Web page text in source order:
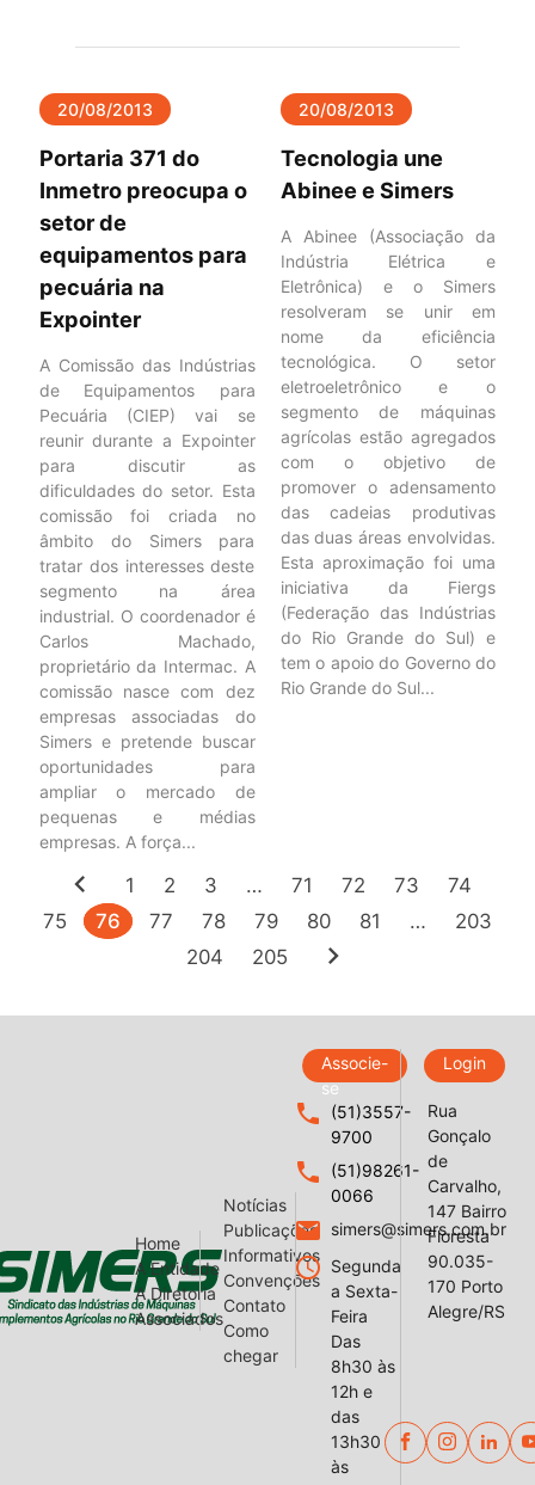
20/08/2013
Portaria 371 do
Inmetro preocupa o
setor de
equipamentos para
pecuária na
Expointer
A Comissão das Indústrias
de Equipamentos para
Pecuária (CIEP) vai se
reunir durante a Expointer
para discutir as
dificuldades do setor. Esta
comissão foi criada no
âmbito do Simers para
tratar dos interesses deste
segmento na área
industrial. O coordenador é
Carlos Machado,
proprietário da Intermac. A
comissão nasce com dez
empresas associadas do
Simers e pretende buscar
oportunidades para
ampliar o mercado de
pequenas e médias
empresas. A força...
20/08/2013
Tecnologia une
Abinee e Simers
A Abinee (Associação da
Indústria Elétrica e
Eletrônica) e o Simers
resolveram se unir em
nome da eficiência
tecnológica. O setor
eletroeletrônico e o
segmento de máquinas
agrícolas estão agregados
com o objetivo de
promover o adensamento
das cadeias produtivas
das duas áreas envolvidas.
Esta aproximação foi uma
iniciativa da Fiergs
(Federação das Indústrias
do Rio Grande do Sul) e
tem o apoio do Governo do
Rio Grande do Sul...
chevron_left 1 2 3 … 71 72 73
74
75
76 77 78 79 80 81 …
203
204
205 chevron_right
Home
A Entidade
A Diretoria
Associados
Notícias
Publicações
Informativos
Convenções
Contato
Como
chegar
Associe-
se
Login
local_phone
(51)3557-
9700
local_phone
(51)98261-
0066
email simers@simers.com.br
query_builder Segunda
a Sexta-
Feira
Das
8h30 às
12h e
das
13h30
às
Rua
Gonçalo
de
Carvalho,
147 Bairro
Floresta
90.035-
170 Porto
Alegre/RS